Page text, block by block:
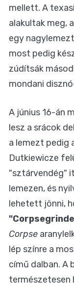
mellett. A
alakultak meg,
egy
most pedig
zúdítsák
mondani
A június 16-án
lesz a srácok
a lemezt pedig
Dutkiewicze
"sztárvendég"
lemezen, és
lehetett jönni,
Corpse
lép színre a
című dalban. A